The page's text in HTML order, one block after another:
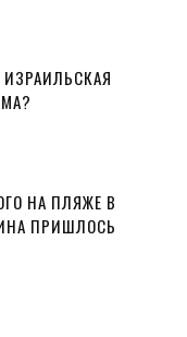
НА ПЛЯЖЕ В
ПРИШЛОСЬ